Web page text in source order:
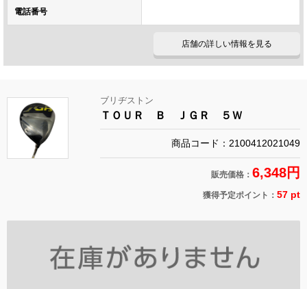
電話番号
店舗の詳しい情報を見る
ブリヂストン
ＴＯＵＲ Ｂ ＪＧＲ ５Ｗ
商品コード：2100412021049
販売価格： 6,348円
獲得予定ポイント： 57 pt